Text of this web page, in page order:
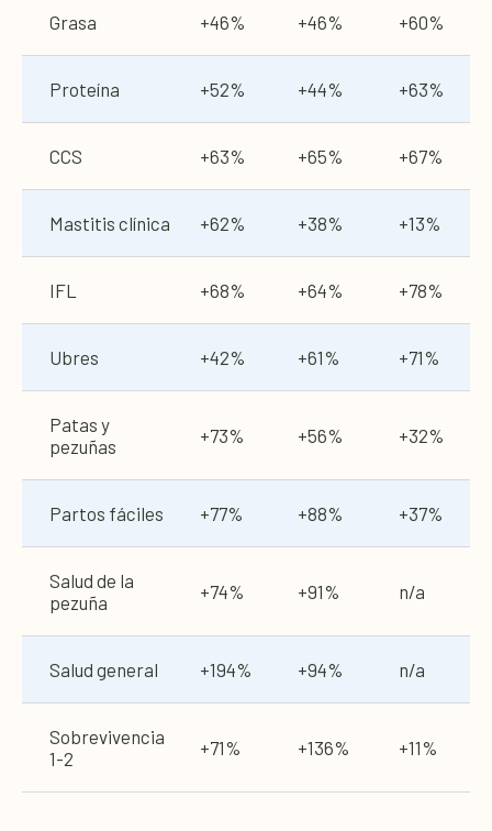
Grasa +46% +46% +60%
Proteína +52% +44% +63%
CCS +63% +65% +67%
Mastitis clínica +62% +38% +13%
IFL +68% +64% +78%
Ubres +42% +61% +71%
Patas y
pezuñas
+73% +56% +32%
Partos fáciles +77% +88% +37%
Salud de la
pezuña
+74% +91% n/a
Salud general +194% +94% n/a
Sobrevivencia
1-2
+71% +136% +11%